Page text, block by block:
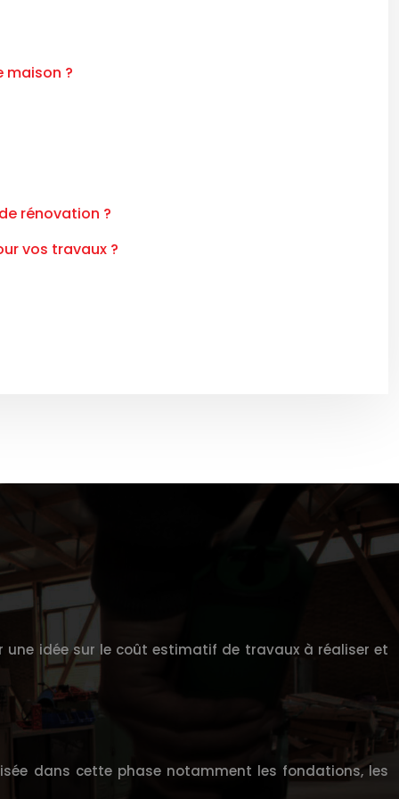
maison ?
rénovation ?
vos travaux ?
idée sur le coût estimatif de travaux à réaliser et
dans cette phase notamment les fondations, les